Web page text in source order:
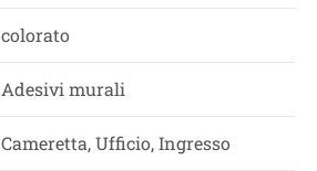
colorato
Adesivi murali
Cameretta, Ufficio, Ingresso